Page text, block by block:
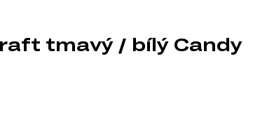
tmavý / bílý Candy